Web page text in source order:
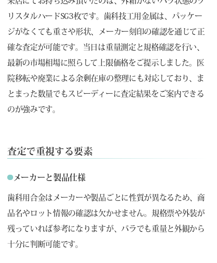
リスタルハードSG3枚です。歯科技工用金属は、パッケー
ジがなくても重さや形状、メーカー刻印の確認を通じて正
確な査定が可能です。当日は重量測定と規格確認を行い、
最新の市場相場に照らして上限価格をご提示しました。医
院移転や廃業による余剰在庫の整理にも対応しており、ま
とまった数量でもスピーディーに査定結果をご案内できる
のが強みです。
査定で重視する要素
メーカーと製品仕様
歯科用合金はメーカーや製品ごとに性質が異なるため、商
品名やロット情報の確認は欠かせません。規格票や外装が
残っていれば参考になりますが、バラでも重量と外観から
十分に判断可能です。